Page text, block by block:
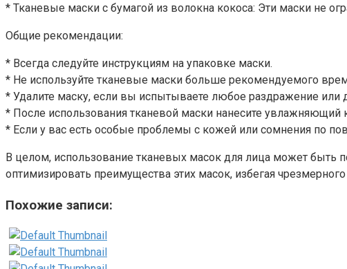
* Тканевые маски с бумагой из волокна кокоса: Эти маски не
Общие рекомендации:
* Всегда следуйте инструкциям на упаковке маски.
* Не используйте тканевые маски больше рекомендуемого
* Удалите маску, если вы испытываете любое раздражение или
* После использования тканевой маски нанесите увлажняющий
* Если у вас есть особые проблемы с кожей или сомнения по
В целом, использование тканевых масок для лица может
оптимизировать преимущества этих масок, избегая
Похожие записи: